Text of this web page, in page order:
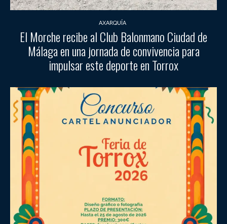
AXARQUÍA
El Morche recibe al Club Balonmano Ciudad de
Málaga en una jornada de convivencia para
impulsar este deporte en Torrox